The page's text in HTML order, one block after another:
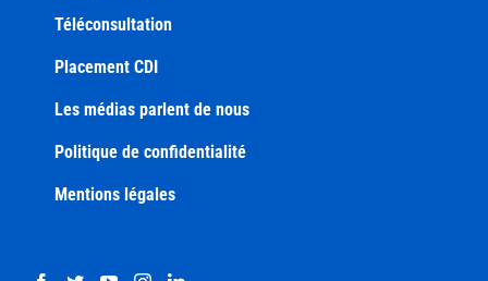
Téléconsultation
Placement CDI
Les médias parlent de nous
Politique de confidentialité
Mentions légales